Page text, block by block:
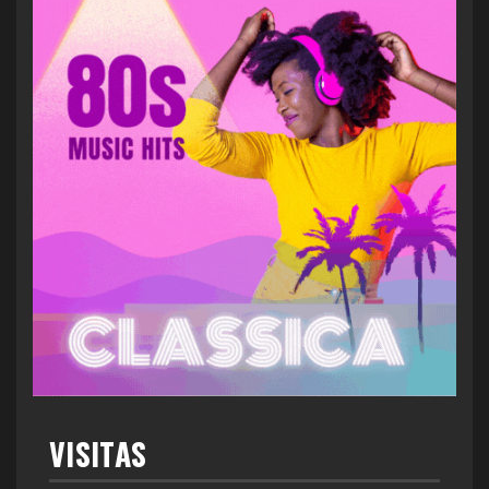
VISITAS